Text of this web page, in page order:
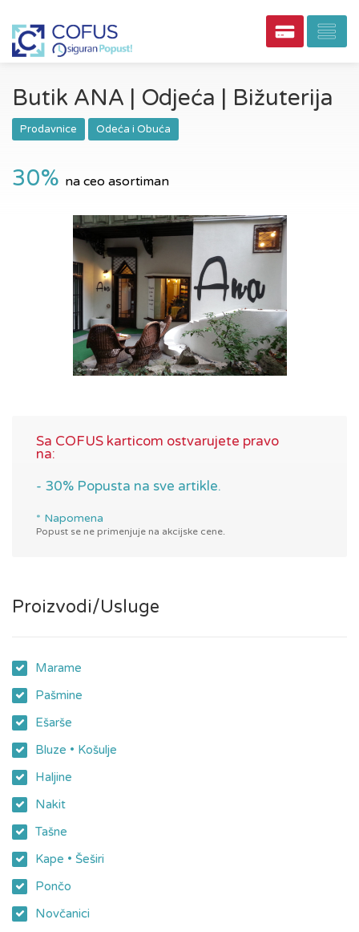
Butik ANA | Odjeća | Bižuterija
Prodavnice Odeća i Obuća
30% na ceo asortiman
Sa COFUS karticom ostvarujete pravo
na:
- 30% Popusta na sve artikle.
* Napomena
Popust se ne primenjuje na akcijske cene.
Proizvodi/Usluge
Marame
Pašmine
Ešarše
Bluze • Košulje
Haljine
Nakit
Tašne
Kape • Šeširi
Pončo
Novčanici